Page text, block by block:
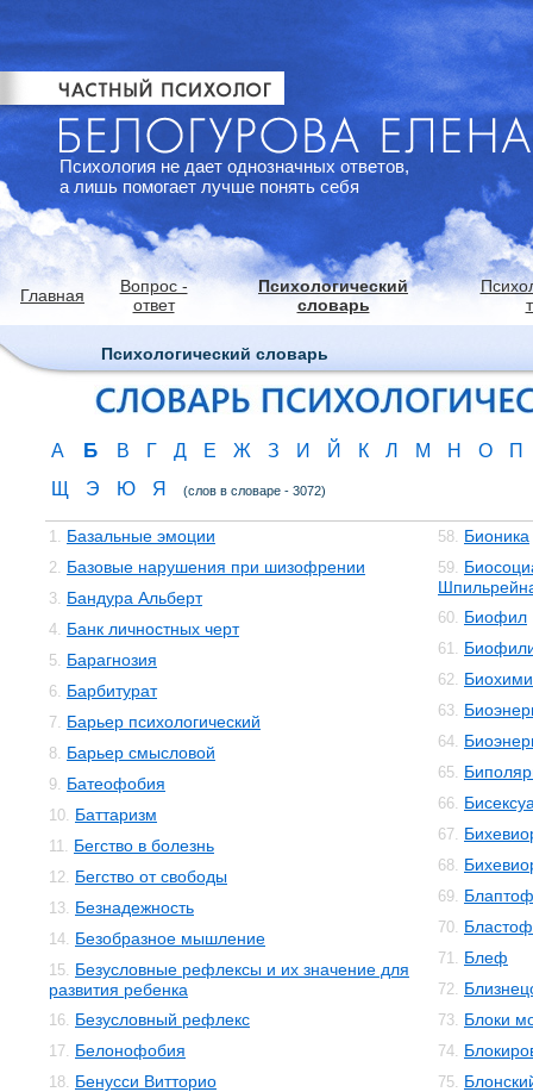
Психология не дает однозначных ответов,
а лишь помогает лучше понять себя
Главная
Вопрос -
ответ
Психологический
словарь
Психологический словарь
А Б В Г Д Е Ж З И Й К Л М Н О
П
Щ
Э Ю Я (слов в словаре - 3072)
1. Базальные эмоции
2. Базовые нарушения при шизофрении
3. Бандура Альберт
4. Банк личностных черт
5. Барагнозия
6. Барбитурат
7. Барьер психологический
8. Барьер смысловой
9. Батеофобия
10. Баттаризм
11. Бегство в болезнь
12. Бегство от свободы
13. Безнадежность
14. Безобразное мышление
15. Безусловные рефлексы и их значение для
развития ребенка
16. Безусловный рефлекс
17. Белонофобия
18. Бенусси Витторио
58. Бионика
59.
60. Биофил
61.
62.
63.
64.
65.
66.
67.
68.
69.
70.
71. Блеф
72.
73. Блоки
74.
75.